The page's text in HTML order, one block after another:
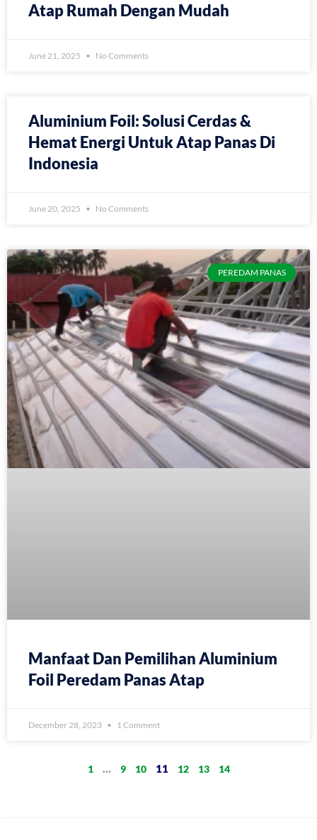
Atap Rumah Dengan Mudah
June 21, 2025 No Comments
Aluminium Foil: Solusi Cerdas &
Hemat Energi Untuk Atap Panas Di
Indonesia
June 20, 2025 No Comments
PEREDAM PANAS
Manfaat Dan Pemilihan Aluminium
Foil Peredam Panas Atap
December 28, 2023 1 Comment
1 … 9 10 11 12 13 14